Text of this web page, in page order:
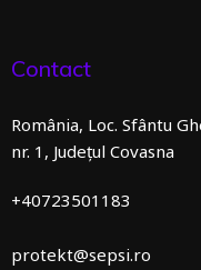
Contact
România, Loc. Sfântu
nr. 1, Județul Covasna
+40723501183
protekt@sepsi.ro